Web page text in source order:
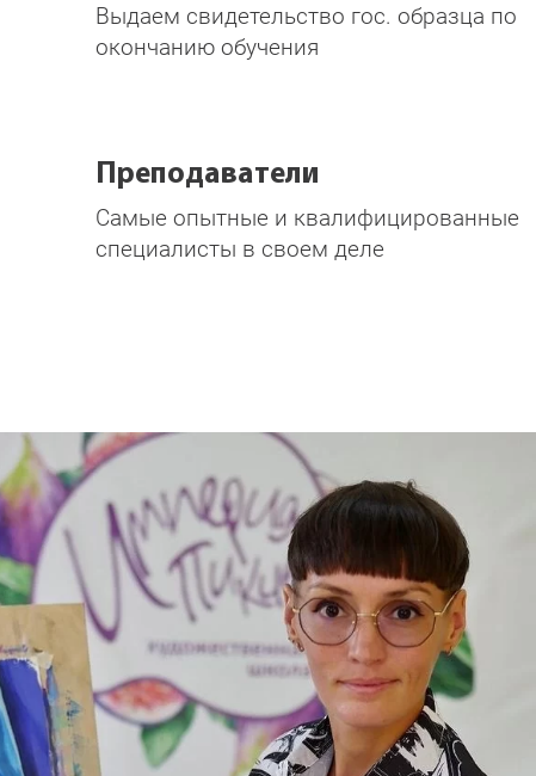
Выдаем свидетельство гос. образца по
окончанию обучения
Преподаватели
Самые опытные и квалифицированные
специалисты в своем деле